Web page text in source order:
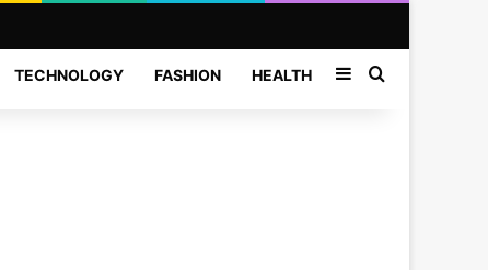
TECHNOLOGY FASHION HEALTH SidebarSearch for